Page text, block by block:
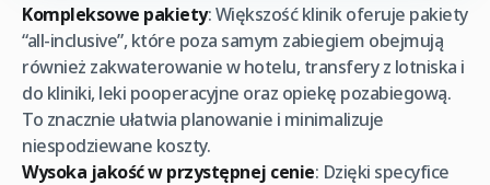
Kompleksowe pakiety: Większość klinik oferuje pakiety
“all-inclusive”, które poza samym zabiegiem obejmują
również zakwaterowanie w hotelu, transfery z lotniska i
do kliniki, leki pooperacyjne oraz opiekę pozabiegową.
To znacznie ułatwia planowanie i minimalizuje
niespodziewane koszty.
Wysoka jakość w przystępnej cenie: Dzięki specyfice